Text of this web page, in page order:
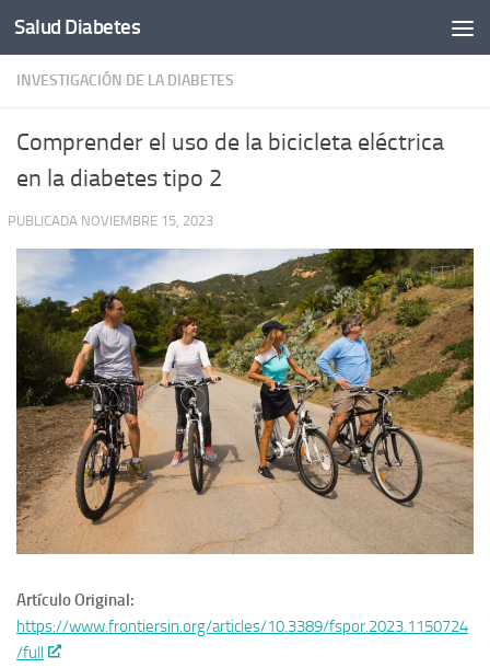
Saltar al contenido
Salud Diabetes
INVESTIGACIÓN DE LA DIABETES
Comprender el uso de la bicicleta eléctrica
en la diabetes tipo 2
Artículo Original:
https://www.frontiersin.org/articles/10.3389/fspor.2023.1150724
/full